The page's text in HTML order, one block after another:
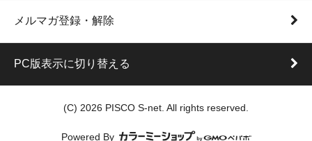
メルマガ登録・解除
PC版表示に切り替える
(C) 2026 PISCO S-net. All rights reserved.
Powered By